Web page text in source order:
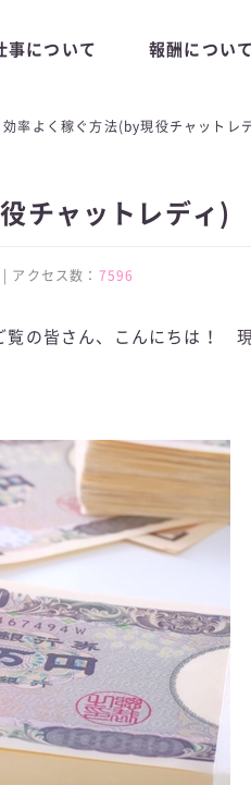
事について 報酬について
効率よく稼ぐ方法(by現役チャットレ
チャットレディ)
クセス数： 7596
覧の皆さん、こんにちは！